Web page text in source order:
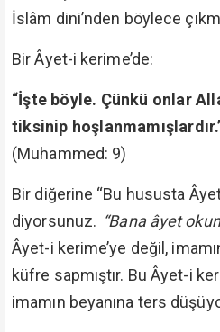
İslâm dini’nden böylece
Bir Âyet-i kerime’de:
“İşte böyle. Çünkü onlar
tiksinip
(Muhammed: 9)
Bir diğerine “Bu hususta
diyorsunuz. “Bana âyet
Âyet-i kerime’ye değil,
küfre sapmıştır. Bu Âyet-i
imamın beyanına ters